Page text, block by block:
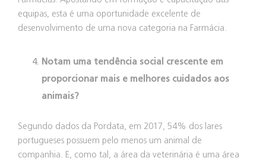
equipas, esta é uma oportunidade excelente de
desenvolvimento de uma nova categoria na Farmácia.
Notam uma tendência social crescente em
proporcionar mais e melhores cuidados aos
animais?
Segundo dados da Pordata, em 2017, 54% dos lares
portugueses possuem pelo menos um animal de
companhia. E, como tal, a área da veterinária é uma área